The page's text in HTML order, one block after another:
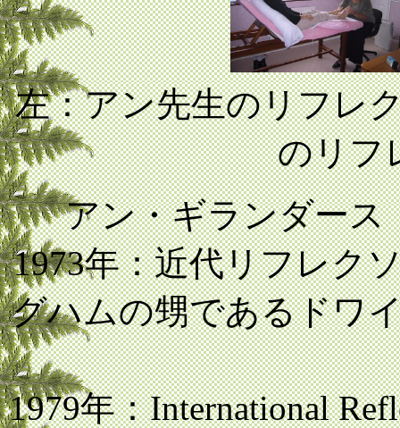
左：アン先生の
のリフ
アン・ギランダース
1973年：近代リフレク
グハムの甥であるドワ
1979年：International